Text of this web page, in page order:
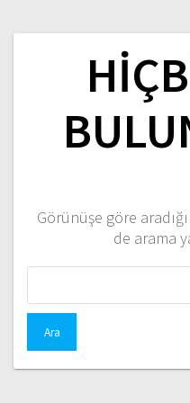
Görünüşe göre
de arama